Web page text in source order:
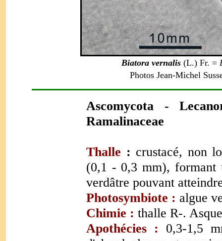
Biatora vernalis (L.) Fr. =
Photos Jean-Michel
Ascomycota -
Ramalinaceae
Thalle : crustacé, non
(0,1 - 0,3 mm), formant
verdâtre pouvant
Photosymbiote : algue
Chimie : thalle R-.
Apothécies : 0,3-1,5